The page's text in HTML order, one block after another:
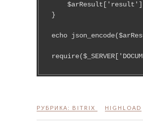
}
echo
РУБРИКА: BITRIX HIGHLOAD